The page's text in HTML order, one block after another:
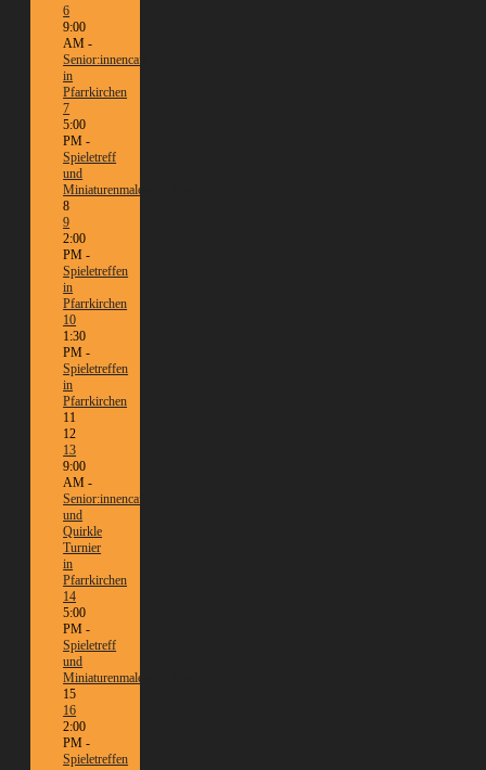
6
9:00
AM -
Senior:innencafé
in
Pfarrkirchen
7
5:00
PM -
Spieletreff
und
Miniaturenmalen/Tabletop
8
9
2:00
PM -
Spieletreffen
in
Pfarrkirchen
10
1:30
PM -
Spieletreffen
in
Pfarrkirchen
11
12
13
9:00
AM -
Senior:innencafé
und
Quirkle
Turnier
in
Pfarrkirchen
14
5:00
PM -
Spieletreff
und
Miniaturenmalen/Tabletop
15
16
2:00
PM -
Spieletreffen